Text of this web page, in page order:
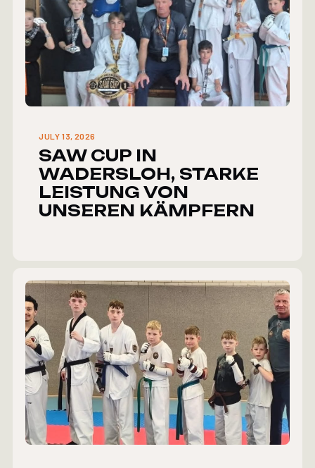
JULY 13, 2026
SAW CUP IN
WADERSLOH, STARKE
LEISTUNG VON
UNSEREN KÄMPFERN